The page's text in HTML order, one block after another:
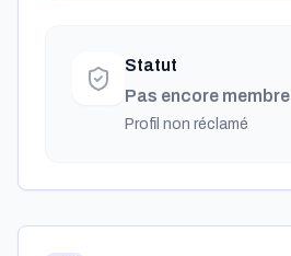
Statut
Pas encore membre
Profil non réclamé